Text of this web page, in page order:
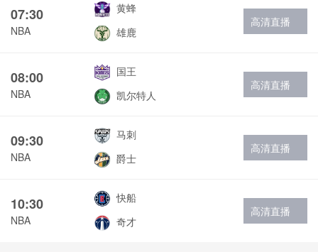
07:30
NBA
黄蜂
雄鹿
高清直播
08:00
NBA
国王
凯尔特人
高清直播
09:30
NBA
马刺
爵士
高清直播
10:30
NBA
快船
奇才
高清直播